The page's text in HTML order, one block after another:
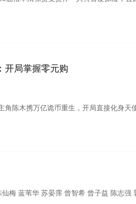
开局掌握零元购
几块冥币大打出手时，陈木早已开启了大撒币模式买下各种诡异场景。别人还在规则中苦苦探索生路，陈木却倒反天罡化身规则制定者。各路诡异强者匍匐在他脚下，人类终将站在诡
智希 曾子益 陈志强 郭忠祐 李之勤 潘奕如 范瑞君 王耿豪 吴铃山 张倩 李运庆 罗子惟 宫